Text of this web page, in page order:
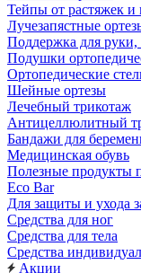
Тейпы от растяжек и
Лучезапястные
Поддержка для руки,
Подушки
Ортопедические
Шейные ортезы
Лечебный трикотаж
Антицеллюлитный
Бандажи для
Медицинская обувь
Полезные продукты
Eco Bar
Для защиты и ухода
Средства для ног
Средства для тела
Средства
Акции